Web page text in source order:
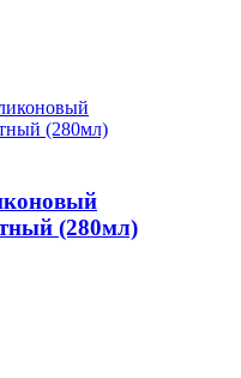
(280мл)